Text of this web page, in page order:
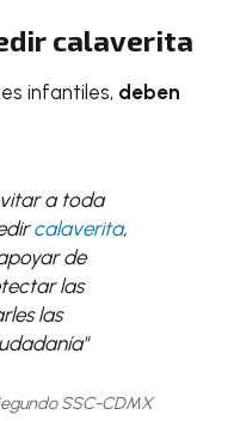
calaverita
infantiles, deben
a toda
calaverita,
de
las
las
SSC-CDMX